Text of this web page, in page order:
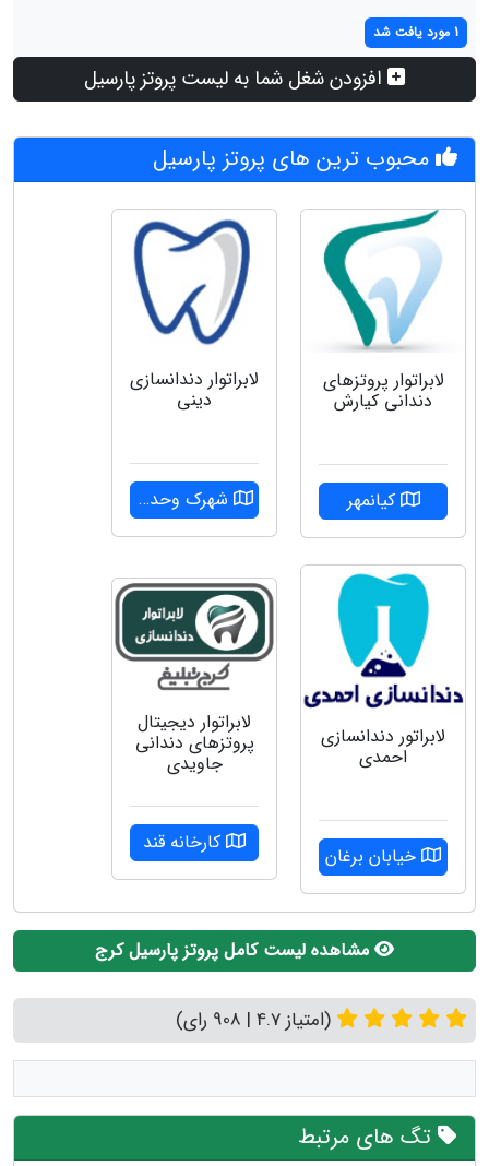
1 مورد یافت شد
افزودن شغل شما به لیست پروتز پارسیل
محبوب ترین های پروتز پارسیل
لابراتوار پروتزهای
دندانی کیارش
کیانمهر
لابراتوار دندانسازی
دینی
شهرک وحدت
لابراتور دندانسازی
احمدی
خیابان برغان
لابراتوار دیجیتال
پروتزهای دندانی
جاویدی
کارخانه قند
مشاهده لیست کامل پروتز پارسیل کرج
(امتیاز 4.7 | 908 رای)
تگ های مرتبط